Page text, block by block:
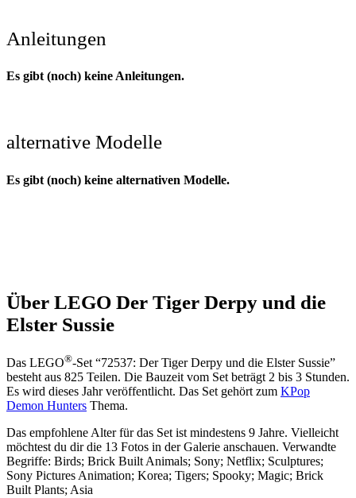
Anleitungen
Es gibt (noch) keine Anleitungen.
alternative Modelle
Es gibt (noch) keine alternativen Modelle.
Über LEGO Der Tiger Derpy und die
Elster Sussie
Das LEGO®-Set “72537: Der Tiger Derpy und die Elster Sussie”
besteht aus 825 Teilen. Die Bauzeit vom Set beträgt 2 bis 3 Stunden.
Es wird dieses Jahr veröffentlicht. Das Set gehört zum KPop
Demon Hunters Thema.
Das empfohlene Alter für das Set ist mindestens 9 Jahre. Vielleicht
möchtest du dir die 13 Fotos in der Galerie anschauen. Verwandte
Begriffe: Birds; Brick Built Animals; Sony; Netflix; Sculptures;
Sony Pictures Animation; Korea; Tigers; Spooky; Magic; Brick
Built Plants; Asia